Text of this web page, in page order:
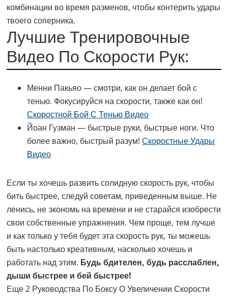
комбинации во время разменов, чтобы контерить удары
твоего соперника.
Лучшие Тренировочные
Видео По Скорости Рук:
Менни Пакьяо — смотри, как он делает бой с
тенью. Фокусируйся на скорости, также как он!
Скоростной Бой С Тенью Видео
Йоан Гузман — быстрые руки, быстрые ноги. Что
более важно, быстрый разум!Скоростные Удары
Видео
Если ты хочешь развить солидную скорость рук, чтобы
бить быстрее, следуй советам, приведенным выше. Не
ленись, не экономь на времени и не старайся изобрести
свои собственные упражнения. Чем проще, тем лучше
и как только у тебя будет эта скорость рук, ты можешь
быть настолько креативным, насколько хочешь и
работать над этим. Будь бдителен, будь расслаблен,
дыши быстрее и бей быстрее!
Еще 2 Руководства По Боксу О Увеличении Скорости